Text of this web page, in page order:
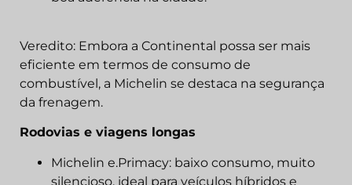
Veredito: Embora a Continental possa ser mais
eficiente em termos de consumo de
combustível, a Michelin se destaca na segurança
da frenagem.
Rodovias e viagens longas
Michelin e.Primacy: baixo consumo, muito
silencioso, ideal para veículos híbridos e